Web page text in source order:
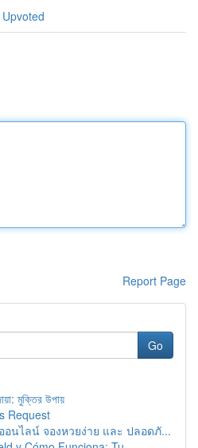
Report Page
Go
মুক্তির উপায়
Request
นไลน์ จองหวยง่าย และ ปลอดภั...